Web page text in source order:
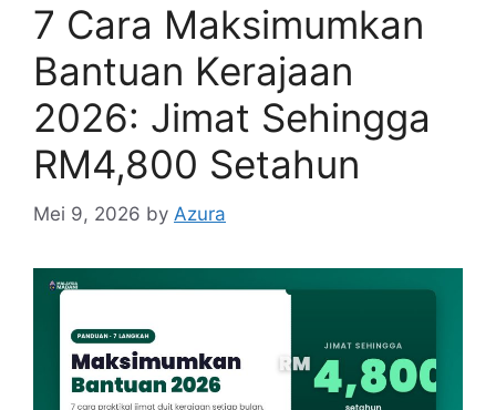
7 Cara Maksimumkan
Bantuan Kerajaan
2026: Jimat Sehingga
RM4,800 Setahun
Mei 9, 2026 by Azura